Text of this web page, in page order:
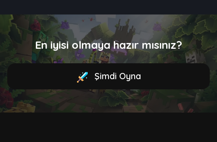
En iyisi olmaya hazır mısınız?
Şimdi Oyna